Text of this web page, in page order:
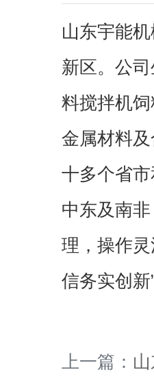
山东宇能
新区。公
料搅拌机
金属材料
十多个省
中东及南
理，操作
信务实创新
上一篇：